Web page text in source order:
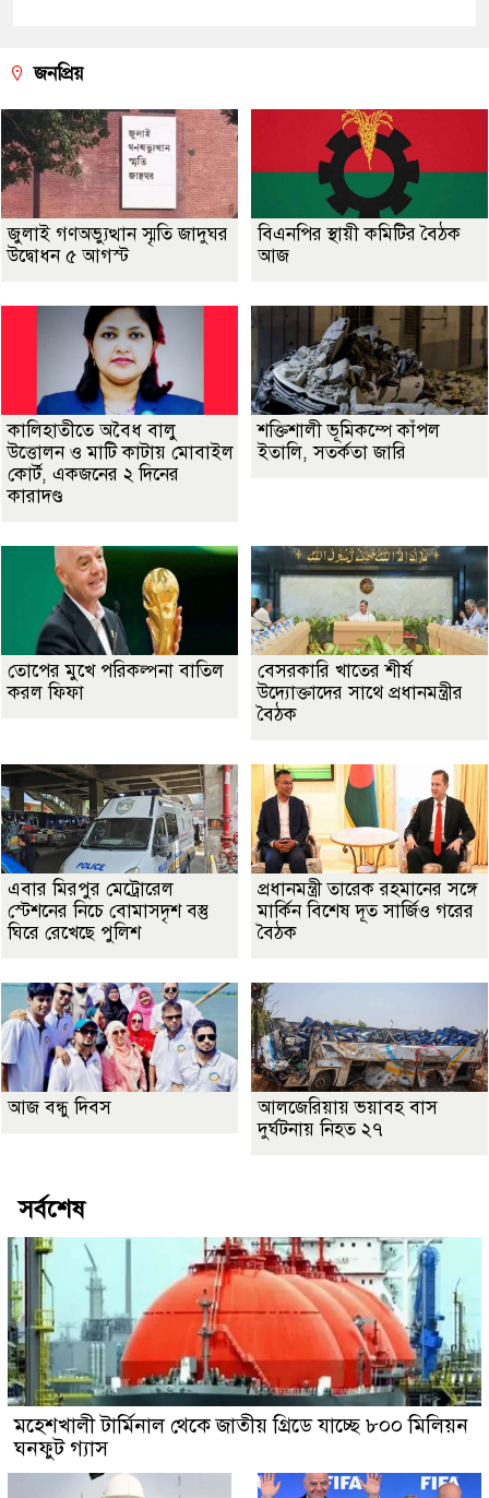
জনপ্রিয়
জুলাই গণঅভ্যুত্থান স্মৃতি জাদুঘর
উদ্বোধন ৫ আগস্ট
বিএনপির স্থায়ী কমিটির বৈঠক
আজ
কালিহাতীতে অবৈধ বালু
উত্তোলন ও মাটি কাটায় মোবাইল
কোর্ট, একজনের ২ দিনের
কারাদণ্ড
শক্তিশালী ভূমিকম্পে কাঁপল
ইতালি, সতর্কতা জারি
তোপের মুখে পরিকল্পনা বাতিল
করল ফিফা
বেসরকারি খাতের শীর্ষ
উদ্যোক্তাদের সাথে প্রধানমন্ত্রীর
বৈঠক
এবার মিরপুর মেট্রোরেল
স্টেশনের নিচে বোমাসদৃশ বস্তু
ঘিরে রেখেছে পুলিশ
প্রধানমন্ত্রী তারেক রহমানের সঙ্গে
মার্কিন বিশেষ দূত সার্জিও গরের
বৈঠক
আজ বন্ধু দিবস
আলজেরিয়ায় ভয়াবহ বাস
দুর্ঘটনায় নিহত ২৭
সর্বশেষ
মহেশখালী টার্মিনাল থেকে জাতীয় গ্রিডে যাচ্ছে ৮০০ মিলিয়ন
ঘনফুট গ্যাস